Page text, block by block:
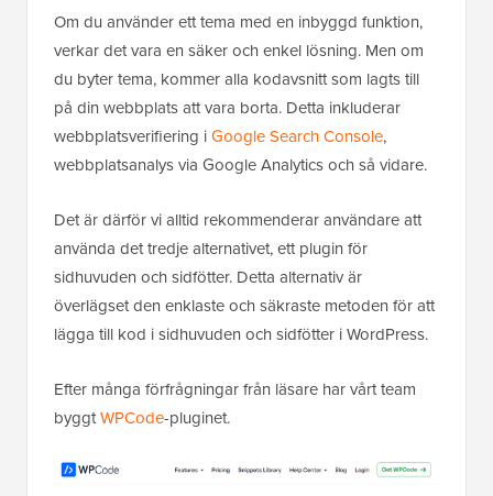
Om du använder ett tema med en inbyggd funktion,
verkar det vara en säker och enkel lösning. Men om
du byter tema, kommer alla kodavsnitt som lagts till
på din webbplats att vara borta. Detta inkluderar
webbplatsverifiering iGoogle Search Console,
webbplatsanalys via Google Analytics och så vidare.
Det är därför vi alltid rekommenderar användare att
använda det tredje alternativet, ett plugin för
sidhuvuden och sidfötter. Detta alternativ är
överlägset den enklaste och säkraste metoden för att
lägga till kod i sidhuvuden och sidfötter i WordPress.
Efter många förfrågningar från läsare har vårt team
byggtWPCode-pluginet.